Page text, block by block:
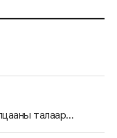
Бүс нутгийн болон хил орчмын харилцааны талаархи салбар зөвлөлийн 6-р хуралд Буриадын бүгд Найрамдах Улсын төлөөлөгчид оролцлоо